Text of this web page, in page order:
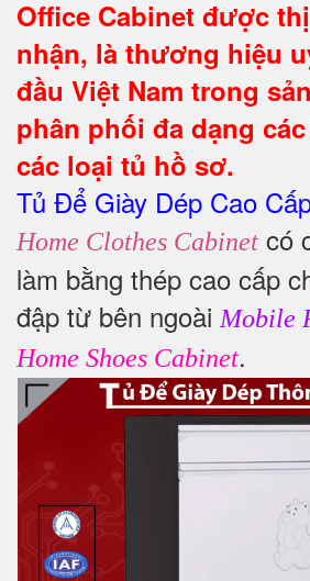
Office Cabinet được
nhận, là thương hiệu
đầu Việt Nam trong
phân phối đa dạng
các loại tủ hồ sơ.
Tủ Để Giày Dép Cao
Home Clothes Cabinet có
làm bằng thép cao cấp
đập từ bên ngoài Mobile
Home Shoes Cabinet.